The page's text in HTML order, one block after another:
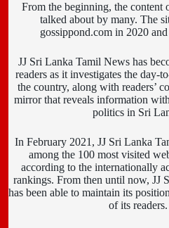
From the beginning, the content
talked about by many. The
gossippond.com in 2020
JJ Sri Lanka Tamil News has
readers as it investigates the day-
the country, along with readers’
mirror that reveals information
politics in Sri
In February 2021, JJ Sri Lanka
among the 100 most visited
according to the internationally
rankings. From then until now, JJ
has been able to maintain its
of its readers.